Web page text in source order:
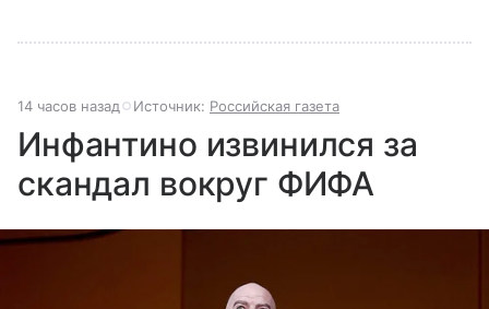
14 часов назад Источник: Российская газета
Инфантино извинился за
скандал вокруг ФИФА